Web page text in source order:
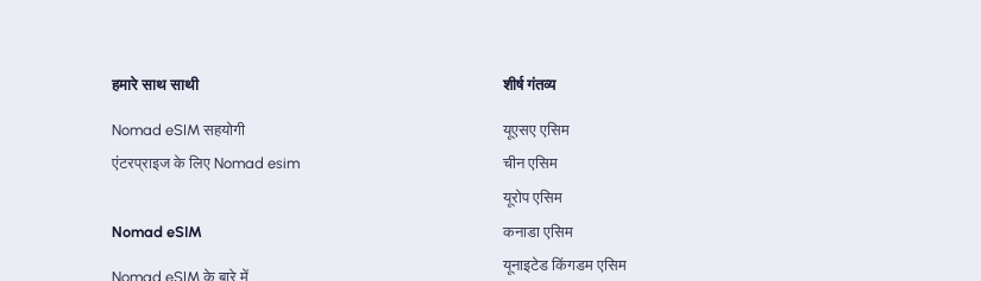
हमारे साथ साथी
Nomad eSIM सहयोगी
एंटरप्राइज के लिए Nomad esim
Nomad eSIM
Nomad eSIM के बारे में
शीर्ष गंतव्य
यूएसए एसिम
चीन एसिम
यूरोप एसिम
कनाडा एसिम
यूनाइटेड किंगडम एसिम